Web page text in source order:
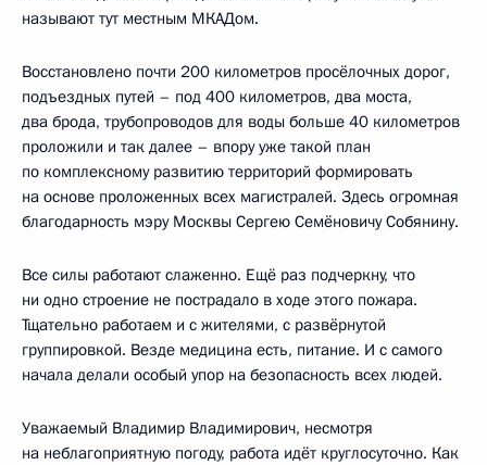
называют тут местным МКАДом.
Восстановлено почти 200 километров просёлочных дорог,
подъездных путей – под 400 километров, два моста,
два брода, трубопроводов для воды больше 40 километров
проложили и так далее – впору уже такой план
по комплексному развитию территорий формировать
на основе проложенных всех магистралей. Здесь огромная
благодарность мэру Москвы Сергею Семёновичу Собянину.
Все силы работают слаженно. Ещё раз подчеркну, что
ни одно строение не пострадало в ходе этого пожара.
Тщательно работаем и с жителями, с развёрнутой
группировкой. Везде медицина есть, питание. И с самого
начала делали особый упор на безопасность всех людей.
Уважаемый Владимир Владимирович, несмотря
на неблагоприятную погоду, работа идёт круглосуточно. Как